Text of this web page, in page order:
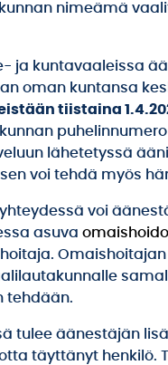
nimeämä
ja kuntavaaleissa
oman kuntansa
tiistaina
lähetetyssä
voi tehdä myös
voi
asuva
tehdään.
tulee äänestäjän
täyttänyt henkilö.